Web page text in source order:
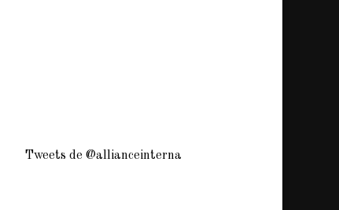
Tweets de @allianceinterna